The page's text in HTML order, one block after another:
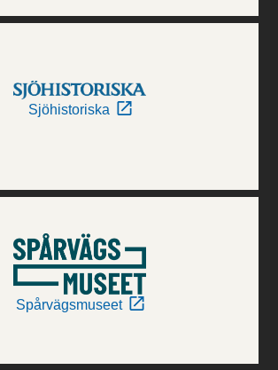
Sjöhistoriska
Spårvägsmuseet